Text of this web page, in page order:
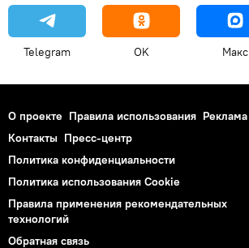
Telegram OK Макс
О проекте Правила использования Реклама
Контакты Пресс-центр
Политика конфиденциальности
Политика использования Cookie
Правила применения рекомендательных
технологий
Обратная связь